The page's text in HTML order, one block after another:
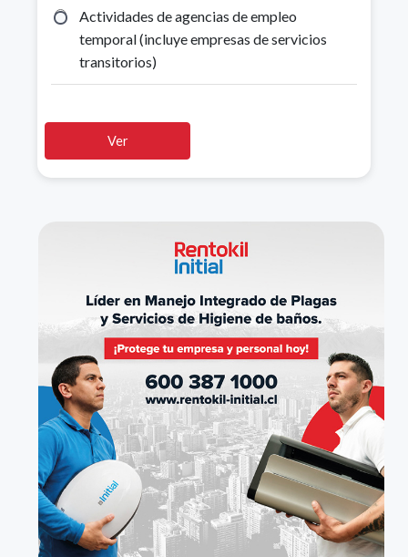
Actividades de agencias de empleo
temporal (incluye empresas de servicios
transitorios)
Actividades de call-center
Actividades de investigación (incluye
actividades de investigadores y detectives
Actividades de operadores turísticos
Actividades de paisajismo, servicios de
jardinería y servicios conexos
Actividades de servicios de sistemas de
seguridad (incluye servicios de cerrajería)
Alquiler de equipos de transporte sin
operario, excepto vehículos automotores
Ver